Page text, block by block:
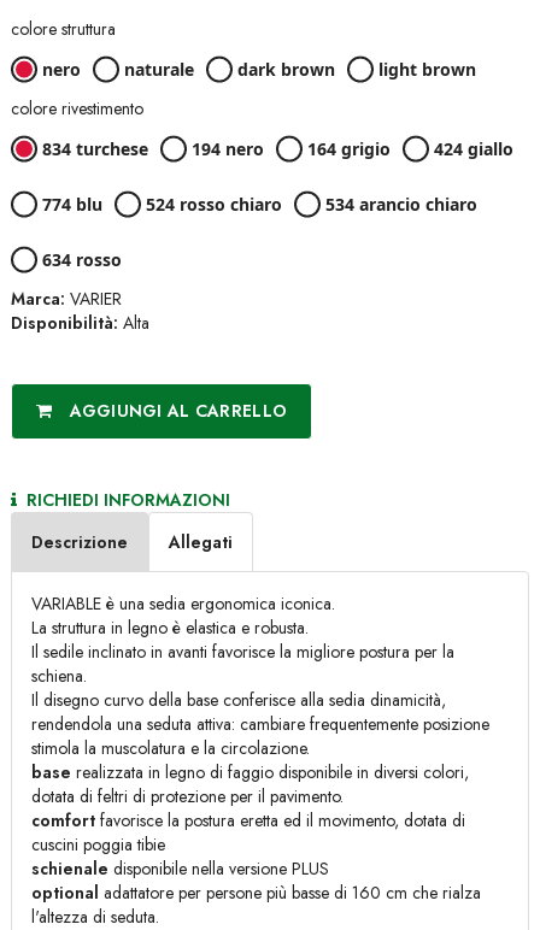
colore struttura
nero naturale dark brown light brown
colore rivestimento
834 turchese 194 nero 164 grigio 424 giallo
774 blu 524 rosso chiaro 534 arancio chiaro
634 rosso
Marca: VARIER
Disponibilità: Alta
AGGIUNGI AL CARRELLO
RICHIEDI INFORMAZIONI
Descrizione
Allegati
VARIABLE è una sedia ergonomica iconica.
La struttura in legno è elastica e robusta.
Il sedile inclinato in avanti favorisce la migliore postura per la
schiena.
Il disegno curvo della base conferisce alla sedia dinamicità,
rendendola una seduta attiva: cambiare frequentemente posizione
stimola la muscolatura e la circolazione.
base realizzata in legno di faggio disponibile in diversi colori,
dotata di feltri di protezione per il pavimento.
comfortfavorisce la postura eretta ed il movimento, dotata di
cuscini poggia tibie
schienale disponibile nella versione PLUS
optional adattatore per persone più basse di 160 cm che rialza
l'altezza di seduta.